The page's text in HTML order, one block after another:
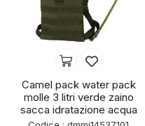
Camel pack water pack
molle 3 litri verde zaino
sacca idratazione acqua